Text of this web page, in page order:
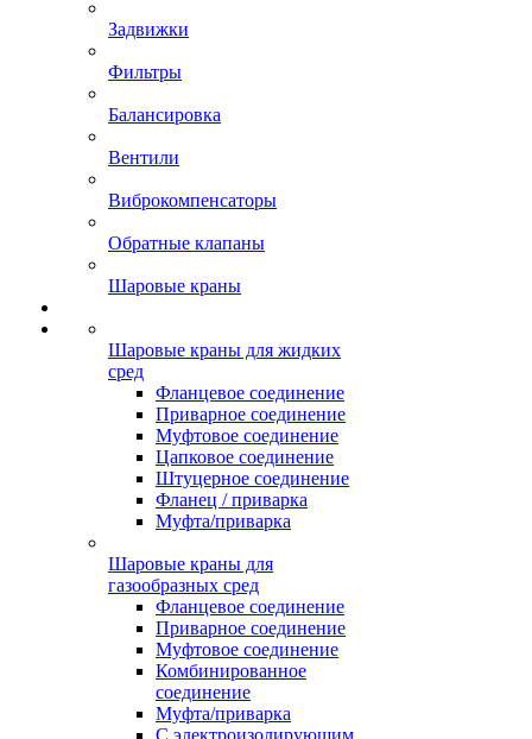
Задвижки
Фильтры
Балансировка
Вентили
Виброкомпенсаторы
Обратные клапаны
Шаровые краны
Шаровые краны для жидких
сред
Фланцевое соединение
Приварное соединение
Муфтовое соединение
Цапковое соединение
Штуцерное соединение
Фланец / приварка
Муфта/приварка
Шаровые краны для
газообразных сред
Фланцевое соединение
Приварное соединение
Муфтовое соединение
Комбинированное
соединение
Муфта/приварка
С электроизолирующим